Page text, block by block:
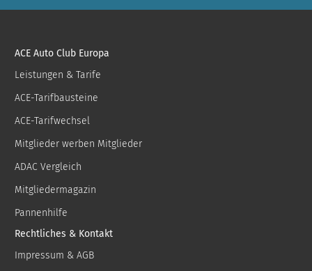
ACE Auto Club Europa
Leistungen & Tarife
ACE-Tarifbausteine
ACE-Tarifwechsel
Mitglieder werben Mitglieder
ADAC Vergleich
Mitgliedermagazin
Pannenhilfe
Rechtliches & Kontakt
Impressum & AGB